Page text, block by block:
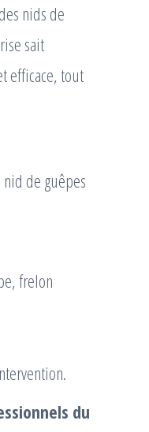
nids de
sait
efficace, tout
nid de guêpes
frelon
du